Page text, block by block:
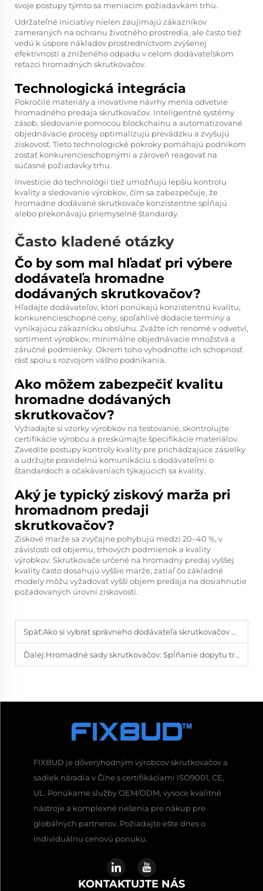
svoje postupy týmto sa meniacim požiadavkám trhu.
Udržateľné iniciatívy nielen zaujímajú zákazníkov
zameraných na ochranu životného prostredia, ale často tiež
vedú k úspore nákladov prostredníctvom zvýšenej
efektívnosti a zníženého odpadu v celom dodávateľskom
reťazci hromadných skrutkovačov.
Technologická integrácia
Pokročilé materiály a inovatívne návrhy menia odvetvie
hromadného predaja skrutkovačov. Inteligentné systémy
zásob, sledovanie pomocou blockchainu a automatizované
objednávacie procesy optimalizujú prevádzku a zvyšujú
ziskovosť. Tieto technologické pokroky pomáhajú podnikom
zostať konkurencieschopnými a zároveň reagovať na
súčasné požiadavky trhu.
Investície do technológií tiež umožňujú lepšiu kontrolu
kvality a sledovanie výrobkov, čím sa zabezpečuje, že
hromadne dodávané skrutkovače konzistentne spĺňajú
alebo prekonávajú priemyselné štandardy.
Často kladené otázky
Čo by som mal hľadať pri výbere
dodávateľa hromadne
dodávaných skrutkovačov?
Hľadajte dodávateľov, ktorí ponúkajú konzistentnú kvalitu,
konkurencieschopné ceny, spoľahlivé dodacie termíny a
vynikajúcu zákaznícku obsluhu. Zvážte ich renomé v odvetví,
sortiment výrobkov, minimálne objednávacie množstvá a
záručné podmienky. Okrem toho vyhodnoťte ich schopnosť
rásť spolu s rozvojom vášho podnikania.
Ako môžem zabezpečiť kvalitu
hromadne dodávaných
skrutkovačov?
Vyžiadajte si vzorky výrobkov na testovanie, skontrolujte
certifikácie výrobcu a preskúmajte špecifikácie materiálov.
Zavedite postupy kontroly kvality pre prichádzajúce zásielky
a udržujte pravidelnú komunikáciu s dodávateľmi o
štandardoch a očakávaniach týkajúcich sa kvality.
Aký je typický ziskový marža pri
hromadnom predaji
skrutkovačov?
Ziskové marže sa zvyčajne pohybujú medzi 20–40 %, v
závislosti od objemu, trhových podmienok a kvality
výrobkov. Skrutkovače určené na hromadný predaj vyššej
kvality často dosahujú vyššie marže, zatiaľ čo základné
modely môžu vyžadovať vyšší objem predaja na dosiahnutie
požadovaných úrovní ziskovosti.
Späť:Ako si vybrať správneho dodávateľa skrutkovačov na veľko v roku 2024
Ďalej:Hromadné sady skrutkovačov: Spĺňanie dopytu trhu po ručných náradiach
FIXBUD je dôveryhodným výrobcov skrutkovačov a
sadiek náradia v Číne s certifikáciami ISO9001, CE,
UL. Ponúkame služby OEM/ODM, vysoce kvalitné
nástroje a komplexné riešenia pre nákup pre
globálnych partnerov. Požiadajte ešte dnes o
individuálnu cenovú ponuku.
KONTAKTUJTE NÁS